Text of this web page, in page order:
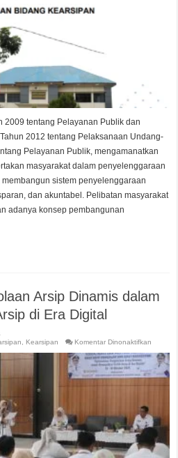
2009 tentang Pelayanan Publik dan
2012 tentang Pelaksanaan Undang-
Pelayanan Publik, mengamanatkan
masyarakat dalam penyelenggaraan
sistem penyelenggaraan
dan akuntabel. Pelibatan masyarakat
adanya konsep pembangunan
Arsip Dinamis dalam
di Era Digital
Kearsipan Komentar Dinonaktifkan
Arsip
Dinamis
dalam
Era
Digital